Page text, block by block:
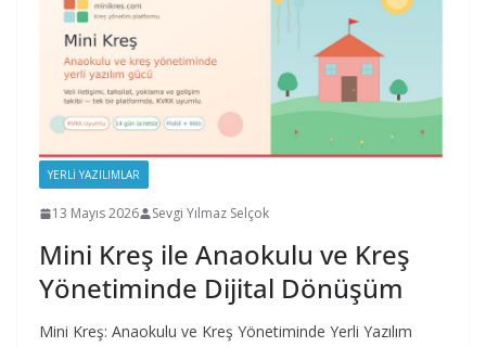
YERLI YAZILIMLAR
13 Mayıs 2026 Sevgi Yılmaz Selçok
Mini Kreş ile Anaokulu ve Kreş
Yönetiminde Dijital Dönüşüm
Mini Kreş: Anaokulu ve Kreş Yönetiminde Yerli Yazılım